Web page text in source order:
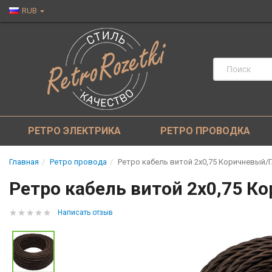
RUB
РЕТРО ЭЛЕКТРИКА РЕТРО ПРОВОДКА
Главная Ретро провода Ретро кабель витой 2x0,75 Коричневый/
Ретро кабель витой 2x0,75
Написать отзыв